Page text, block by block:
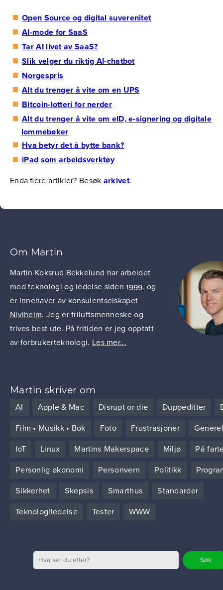
Open Source og digital suverenitet
AI-mode for SaaS
Tar AI livet av SaaS?
Slik velger du riktig AI-chatbot
Norgespris
Alt du trenger å vite om en UPS
Bitcoin-lotteri for nerder
Alt du trenger å vite om eID, e-signering og digitale
lommebøker
Hva betyr det å bytte bank?
iPad som arbeidsverktøy
Enda flere artikler? Besøk arkivet.
Om Martin
Martin Koksrud Bekkelund har arbeidet
med teknologi og ledelse siden 1999, og
er innehaver av konsulentselskapet
Nivlheim. Jeg er friluftsmenneske og
trives best ute. På fritiden er jeg opptatt
av forbrukerteknologi. Les mer...
Martin skriver om
AI Apple & Mac Disrupt or die Duppeditter
Film • Musikk • Bok Foto Frustrasjoner
IoT Linux Martins Makerspace Miljø På
Personlig økonomi Personvern Politikk
Sikkerhet Skepsis Smarthus Standarder
Teknologiledelse Tester WWW